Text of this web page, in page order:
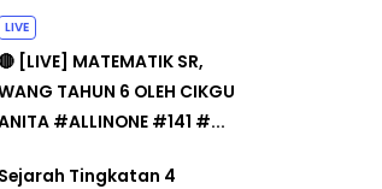
LIVE
[LIVE] MATEMATIK SR,
TAHUN 6 OLEH CIKGU
#ALLINONE #141 #...
Sejarah Tingkatan 4